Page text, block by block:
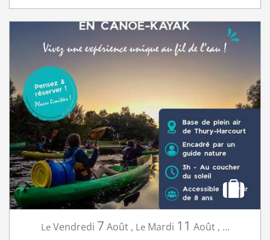
Le Vendredi 7 Août, Le Mardi 11 Août, ...